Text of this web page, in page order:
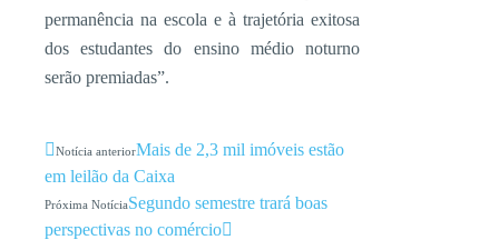
permanência na escola e à trajetória exitosa
dos estudantes do ensino médio noturno
serão premiadas”.
Notícia anteriorMais de 2,3 mil imóveis estão
em leilão da Caixa
Próxima NotíciaSegundo semestre trará boas
perspectivas no comércio